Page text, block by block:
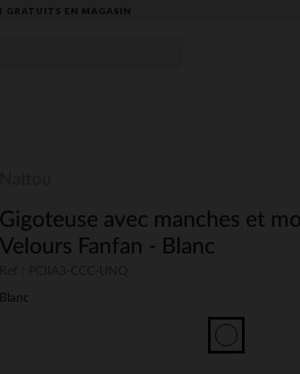
GRATUITS EN MAGASIN​
Gigoteuse avec manches et
Velours Fanfan - Blanc
Blanc